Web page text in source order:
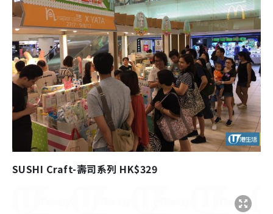
SUSHI Craft-壽司系列 HK$329